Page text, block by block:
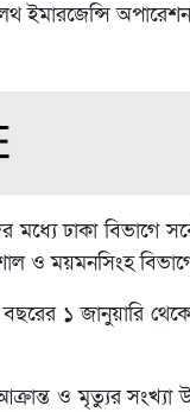
ইমারজেন্সি
মধ্যে ঢাকা
ও ময়মনসিংহ
বছরের ১ জানুয়ারি
ও মৃত্যুর